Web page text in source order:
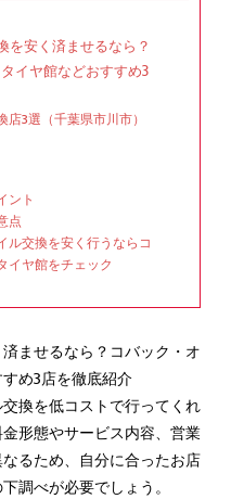
を安く済ませるなら？
イヤ館などおすすめ3
3選（千葉県市川市）
ント
点
ル交換を安く行うならコ
イヤ館をチェック
ませるなら？コバック・オ
め3店を徹底紹介
換を低コストで行ってくれ
形態やサービス内容、営業
るため、自分に合ったお店
調べが必要でしょう。